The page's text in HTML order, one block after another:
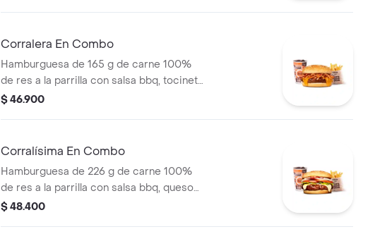
Corralera En Combo
Hamburguesa de 165 g de carne 100%
de res a la parrilla con salsa bbq, tocineta,
queso americano, cebolla grillé y salsa de
$ 46.900
Corralísima En Combo
Hamburguesa de 226 g de carne 100%
de res a la parrilla con salsa bbq, queso
mozzarella, tomate, cebolla, lechuga y
$ 48.400